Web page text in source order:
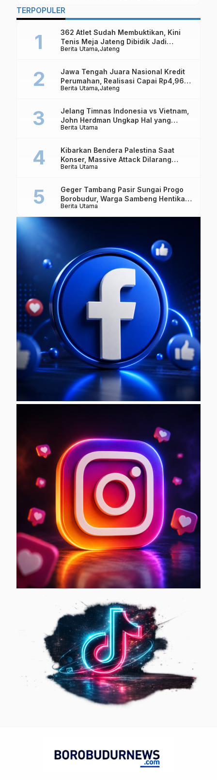
TERPOPULER
Berita Utama Jateng
362 Atlet Sudah Membuktikan, Kini
Tenis Meja Jateng Dibidik Jadi
Kekuatan Nasional
Berita Utama Jateng
Jawa Tengah Juara Nasional Kredit
Perumahan, Realisasi Capai Rp4,96
Triliun
Berita Utama
Jelang Timnas Indonesia vs Vietnam,
John Herdman Ungkap Hal yang
Dipertaruhkan
Berita Utama
Kibarkan Bendera Palestina Saat
Konser, Massive Attack Dilarang
Masuk Singapura Lagi
Berita Utama
Geger Tambang Pasir Sungai Progo
Borobudur, Warga Sambeng Hentikan
Alat Berat dan Usir Truk